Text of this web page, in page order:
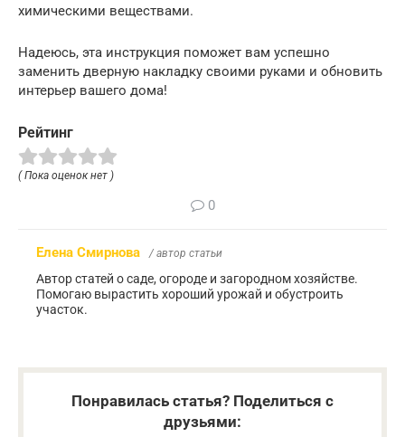
химическими веществами.
Надеюсь, эта инструкция поможет вам успешно
заменить дверную накладку своими руками и обновить
интерьер вашего дома!
Рейтинг
( Пока оценок нет )
0
Елена Смирнова / автор статьи
Автор статей о саде, огороде и загородном хозяйстве.
Помогаю вырастить хороший урожай и обустроить
участок.
Понравилась статья? Поделиться с
друзьями: